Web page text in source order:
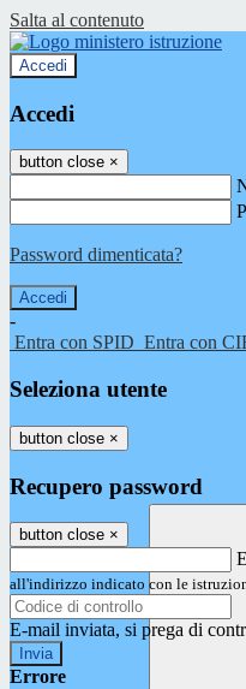
Salta al contenuto
Accedi
Accedi
button close ×
Password dimenticata?
-
Entra con SPID Entra con
Seleziona utente
button close ×
Recupero password
button close ×
all'indirizzo indicato con le
E-mail inviata, si prega di
Errore